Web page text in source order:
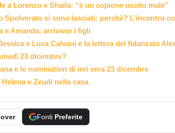
a Lorenzo e Shaila: “è un copione uscito male”
Spolverato si sono lasciati: perchè? L’incontro
e Amanda: arrivano i figli
e Luca Calvani e la lettera del fidanzato
23 dicembre?
e le nomination di ieri sera 23 dicembre
e Zeudi nella casa
Fonti Preferite